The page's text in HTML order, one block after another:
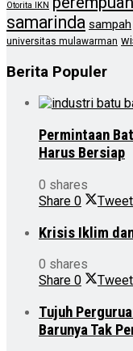
Otorita IKN
samarinda sampah
universitas mulawarman
Berita Populer
Permintaan
Harus Bersiap
0 shares
Share 0 Tweet
Krisis Iklim
0 shares
Share 0 Tweet
Tujuh
Barunya Tak